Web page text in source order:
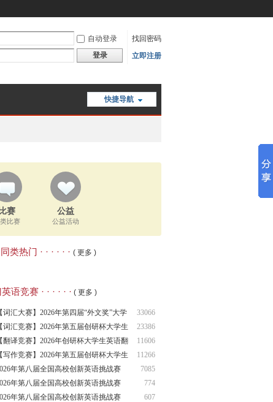
自动登录
找回密码
登录 立即注册
快捷导航
比赛
比赛
公益
公益活动
类热门 · · · · · · ( 更多 )
语竞赛 · · · · · · ( 更多 )
33066
【词汇大赛】2026年第四届“外文奖”大学
生
23386
【词汇竞赛】2026年第五届创研杯大学生
英语
11606
【翻译竞赛】2026年创研杯大学生英语翻
译竞
11266
【写作竞赛】2026年第五届创研杯大学生
语
7085
年第八届全国高校创新英语挑战赛
NCIE
774
年第八届全国高校创新英语挑战赛
607
年第八届全国高校创新英语挑战赛